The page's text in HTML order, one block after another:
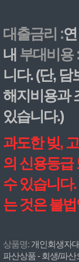
대출금리 :
내 부대비용 :
니다. (단,
해지비용과
있습니다.)
과도한 빚,
의 신용등급
수 있습니다
는 것은 불
상품명: 개인회생자
파산상품 - 회생/파